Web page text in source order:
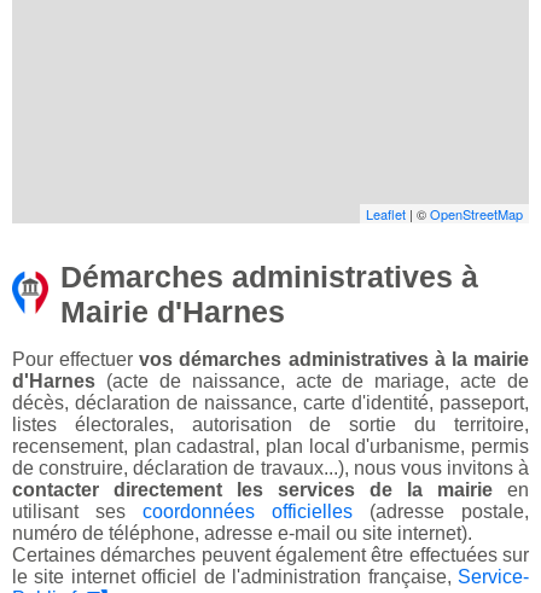
Leaflet | ©OpenStreetMap
Démarches administratives à
Mairie d'Harnes
Pour effectuervos démarches administratives à la mairie
d'Harnes (acte de naissance, acte de mariage, acte de
décès, déclaration de naissance, carte d'identité, passeport,
listes électorales, autorisation de sortie du territoire,
recensement, plan cadastral, plan local d'urbanisme, permis
de construire, déclaration de travaux...), nous vous invitons à
contacter directement les services de la mairie en
utilisant ses coordonnées officielles (adresse postale,
numéro de téléphone, adresse e-mail ou site internet).
Certaines démarches peuvent également être effectuées sur
le site internet officiel de l'administration française, Service-